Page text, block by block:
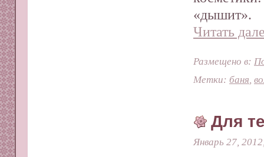
«дышит».
Читать
Размещено в:
Метки: баня
Для
Январь 27,